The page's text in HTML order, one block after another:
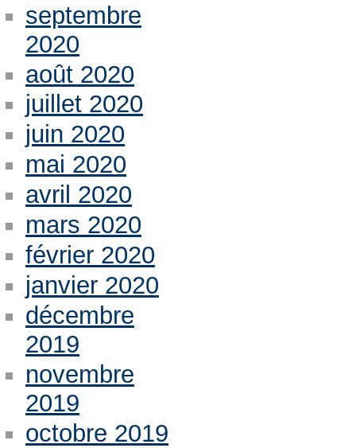
septembre
2020
août 2020
juillet 2020
juin 2020
mai 2020
avril 2020
mars 2020
février 2020
janvier 2020
décembre
2019
novembre
2019
octobre 2019